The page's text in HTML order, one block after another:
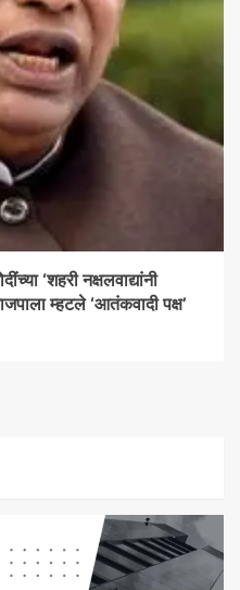
‘शहरी नक्षलवाद्यांनी
म्हटले ‘आतंकवादी पक्ष’